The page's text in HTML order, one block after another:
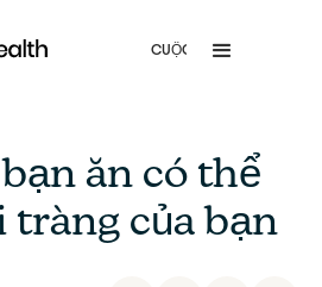
ăn có thể
tràng của bạn